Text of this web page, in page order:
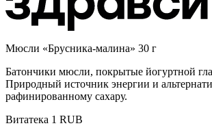
Мюсли «Брусника-малина» 30 г
Батончики мюсли, покрытые йогуртной
Природный источник энергии и
рафинированному сахару.
Витатека 1 RUB